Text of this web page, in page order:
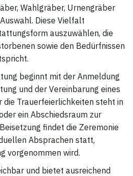
Wahlgräber, Urnengräber
Diese Vielfalt
auszuwählen, die
sowie den Bedürfnissen
beginnt mit der Anmeldung
und der Vereinbarung eines
die Trauerfeierlichkeiten steht in
ein Abschiedsraum zur
findet die Zeremonie
Absprachen statt,
vorgenommen wird.
und bietet ausreichend